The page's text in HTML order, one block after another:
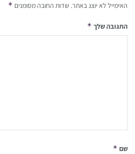
האימייל לא יוצג באתר. שדות החובה מסומנים *
התגובה שלך *
שם *